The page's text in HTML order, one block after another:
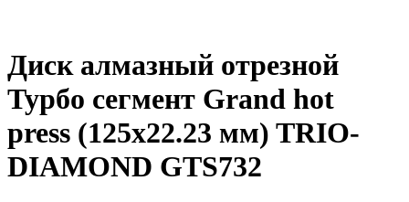
Диск алмазный отрезной
Турбо сегмент Grand hot
press (125х22.23 мм) TRIO-
DIAMOND GTS732